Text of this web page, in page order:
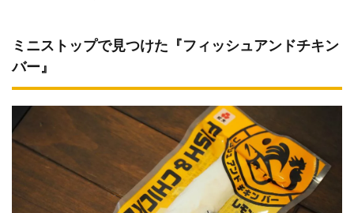
ミニストップで見つけた『フィッシュアンドチキン
バー』